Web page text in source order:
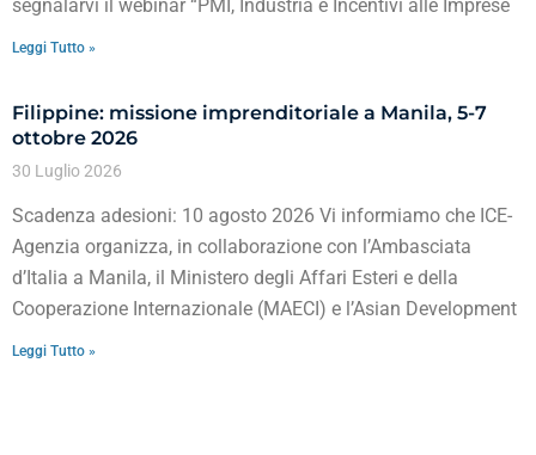
segnalarvi il webinar “PMI, Industria e Incentivi alle Imprese
Leggi Tutto »
Filippine: missione imprenditoriale a Manila, 5-7
ottobre 2026
30 Luglio 2026
Scadenza adesioni: 10 agosto 2026 Vi informiamo che ICE-
Agenzia organizza, in collaborazione con l’Ambasciata
d’Italia a Manila, il Ministero degli Affari Esteri e della
Cooperazione Internazionale (MAECI) e l’Asian Development
Leggi Tutto »